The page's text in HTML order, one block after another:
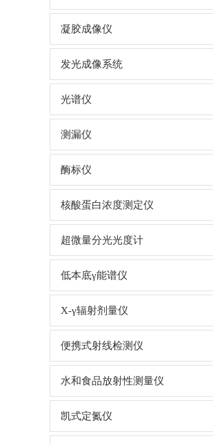
凝胶成像仪
发光成像系统
光谱仪
测漏仪
酶标仪
核酸蛋白浓度测定仪
超微量分光光度计
低本底γ能谱仪
X-γ辐射剂量仪
便携式射线检测仪
水和食品放射性测量仪
凯式定氮仪